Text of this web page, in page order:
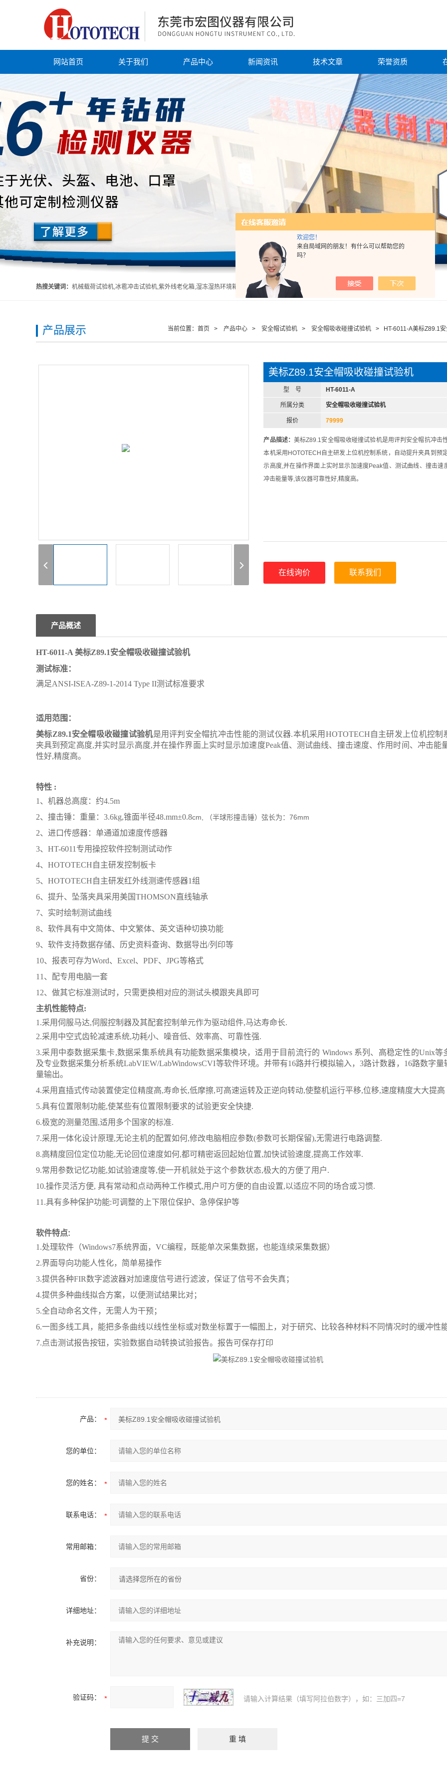
欢迎您！
来自局域网的朋友！有什么可以帮助您的
吗？
网站首页 关于我们 产品中心 新闻资讯 技术文章 荣誉资质
热搜关键词： 机械载荷试验机,冰雹冲击试验机,紫外线老化箱,湿冻湿热环境箱,头盔吸收碰撞能量性能试验机,头盔固定装置稳定试验机,头盔佩戴装置强度试验机,头盔刚度性能试验机,呼吸口罩气密性试验机,呼吸口罩阻力试验机 |
当前位置： 首页 > 产品中心 > 安全帽试验机 > 安全帽吸收碰撞试验机 > HT-6011-A美标Z89.1安
产品展示
美标Z89.1安全帽吸收碰撞试验机
型 号 HT-6011-A
所属分类 安全帽吸收碰撞试验机
报价 79999
产品描述：美标Z89.1安全帽吸收碰撞试验机是用评判安全帽抗冲击
本机采用HOTOTECH自主研发上位机控制系统，自动提升夹具到预
示高度,并在操作界面上实时显示加速度Peak值、测试曲线、撞击速
冲击能量等,该仪器可靠性好,精度高。
在线询价 联系我们
产品概述
HT-6011-A 美标Z89.1安全帽吸收碰撞试验机
测试标准：
满足ANSI-ISEA-Z89-1-2014 Type II测试标准要求
适用范围：
美标Z89.1安全帽吸收碰撞试验机是用评判安全帽抗冲击性能的测试仪器.本机采用HOTOTECH自主研发上位机控制
夹具到预定高度,并实时显示高度,并在操作界面上实时显示加速度Peak值、测试曲线、撞击速度、作用时间、冲击能
性好,精度高。
特性 :
1、 机器总高度：约4.5m
2、 撞击锤：重量： 3.6kg,锥面半径48.mm±0.8cm, （半球形撞击锤）弦长为： 76mm
2、进口传感器：单通道加速度传感器
3、HT-6011专用操控软件控制测试动作
4、HOTOTECH自主研发控制板卡
5、HOTOTECH自主研发红外线测速传感器1组
6、提升、坠落夹具采用美国THOMSON直线轴承
7、实时绘制测试曲线
8、软件具有中文简体、中文繁体、英文语种切换功能
9、软件支持数据存储、历史资料查询、数据导出/列印等
10、报表可存为Word、Excel、PDF、JPG等格式
11、配专用电脑一套
12、做其它标准测试时，只需更换相对应的测试头模跟夹具即可
主机性能特点:
1.采用伺服马达,伺服控制器及其配套控制单元作为驱动组件,马达寿命长.
2.采用中空式齿轮减速系统,功耗小、噪音低、效率高、可靠性强.
3.采用中泰数据采集卡,数据采集系统具有功能数据采集模块，适用于目前流行的 Windows 系列、高稳定性的Unix等
及专业数据采集分析系统LabVIEW/LabWindowsCVI等软件环境。并带有16路并行模拟输入，3路计数器，16路数字量
量输出。
4.采用直插式传动装置使定位精度高,寿命长,低摩擦,可高速运转及正逆向转动,使整机运行平移,位移,速度精度大大提高
5.具有位置限制功能,使某些有位置限制要求的试验更安全快捷.
6.极宽的测量范围,适用多个国家的标准.
7.采用一体化设计原理,无论主机的配置如何,修改电脑相应参数(参数可长期保留),无需进行电路调整.
8.高精度回位定位功能,无论回位速度如何,都可精密返回起始位置,加快试验速度,提高工作效率.
9.常用参数记忆功能,如试验速度等,使一开机就处于这个参数状态,极大的方便了用户.
10.操作灵活方便, 具有常动和点动两种工作模式,用户可方便的自由设置,以适应不同的场合或习惯.
11.具有多种保护功能:可调整的上下限位保护、急停保护等
软件特点:
1.处理软件（Windows7系统界面，VC编程，既能单次采集数据，也能连续采集数据）
2.界面导向功能人性化，简单易操作
3.提供各种FIR数字滤波器对加速度信号进行滤波，保证了信号不会失真；
4.提供多种曲线拟合方案，以便测试结果比对；
5.全自动命名文件，无需人为干预；
6.一图多线工具，能把多条曲线以线性坐标或对数坐标置于一幅图上，对于研究、比较各种材料不同情况时的缓冲性
7.点击测试报告按钮，实验数据自动转换试验报告。报告可保存打印
产品：
您的单位：
您的姓名：
联系电话：
常用邮箱：
省份：
详细地址：
补充说明：
验证码： 请输入计算结果（填写阿拉伯数字），如：三加四=7